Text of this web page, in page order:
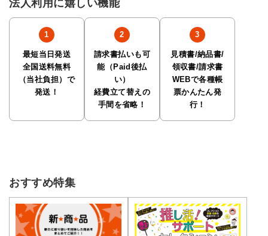
法人利用に嬉しい機能
最短当日発送
全国送料無料
（当社負担）で
発送！
請求書払いも可
能（Paid後払
い）
経費立て替えの
手間を省略！
見積書/納品書/
領収書/請求書
WEBで各種帳
票かんたん発
行！
おすすめ特集